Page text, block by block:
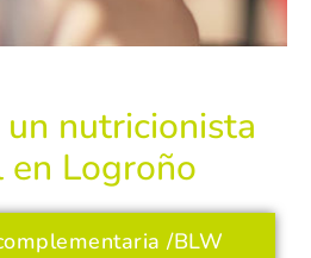
un nutricionista
Logroño
/BLW